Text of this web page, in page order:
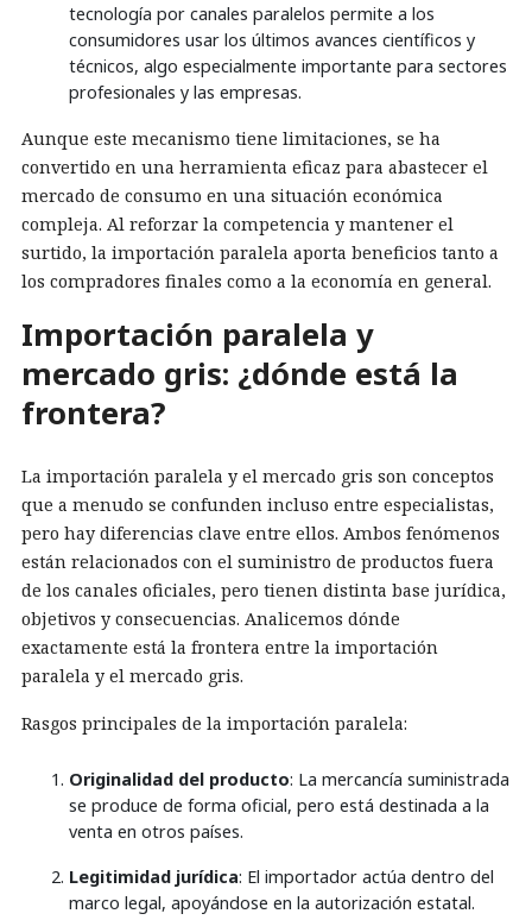
tecnología por canales paralelos permite a los
consumidores usar los últimos avances científicos y
técnicos, algo especialmente importante para sectores
profesionales y las empresas.
Aunque este mecanismo tiene limitaciones, se ha
convertido en una herramienta eficaz para abastecer el
mercado de consumo en una situación económica
compleja. Al reforzar la competencia y mantener el
surtido, la importación paralela aporta beneficios tanto a
los compradores finales como a la economía en general.
Importación paralela y
mercado gris: ¿dónde está la
frontera?
La importación paralela y el mercado gris son conceptos
que a menudo se confunden incluso entre especialistas,
pero hay diferencias clave entre ellos. Ambos fenómenos
están relacionados con el suministro de productos fuera
de los canales oficiales, pero tienen distinta base jurídica,
objetivos y consecuencias. Analicemos dónde
exactamente está la frontera entre la importación
paralela y el mercado gris.
Rasgos principales de la importación paralela:
Originalidad del producto: La mercancía suministrada
se produce de forma oficial, pero está destinada a la
venta en otros países.
Legitimidad jurídica: El importador actúa dentro del
marco legal, apoyándose en la autorización estatal.